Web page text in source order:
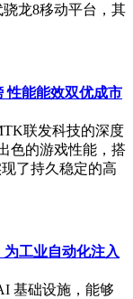
龙8移动平台，其
性能能效双优成市
联发科技的深度
色的游戏性能，搭
了持久稳定的高
工业自动化注入
基础设施，能够